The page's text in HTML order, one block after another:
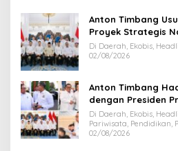
Anton Timbang
Proyek Strategis
Di Daerah, Ekobis,
02/08/2026
Anton Timbang
dengan Presiden
Majukan Ekonomi
Di Daerah, Ekobis,
Pariwisata, Pendidikan,
02/08/2026